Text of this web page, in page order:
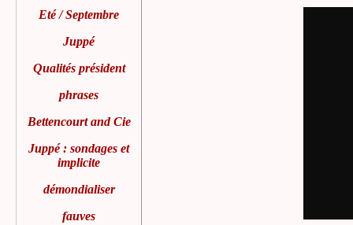
Eté /Septembre
Juppé
Qualités président
phrases
Bettencourt and Cie
Juppé : sondages et
implicite
démondialiser
fauves